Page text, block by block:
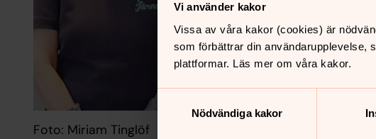
Vi använder kakor
Vissa av våra kakor (cookies) är
som förbättrar din användarupplevelse,
plattformar. Läs mer om våra kakor.
Nödvändiga kakor
Foto: Miriam Tinglöf